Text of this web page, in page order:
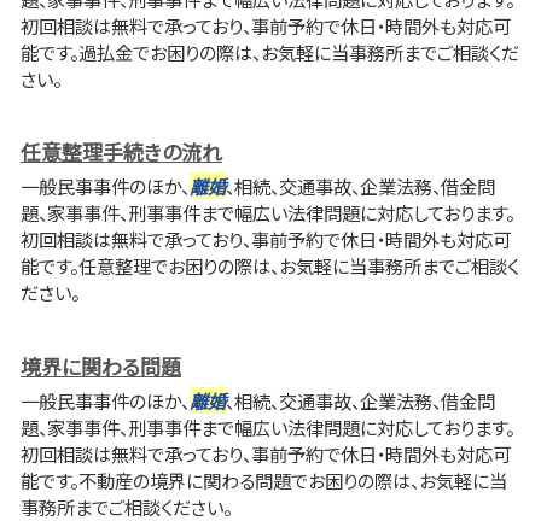
初回相談は無料で承っており、事前予約で休日・時間外も対応可
能です。過払金でお困りの際は、お気軽に当事務所までご相談くだ
さい。
任意整理手続きの流れ
一般民事事件のほか、離婚、相続、交通事故、企業法務、借金問
題、家事事件、刑事事件まで幅広い法律問題に対応しております。
初回相談は無料で承っており、事前予約で休日・時間外も対応可
能です。任意整理でお困りの際は、お気軽に当事務所までご相談く
ださい。
境界に関わる問題
一般民事事件のほか、離婚、相続、交通事故、企業法務、借金問
題、家事事件、刑事事件まで幅広い法律問題に対応しております。
初回相談は無料で承っており、事前予約で休日・時間外も対応可
能です。不動産の境界に関わる問題でお困りの際は、お気軽に当
事務所までご相談ください。